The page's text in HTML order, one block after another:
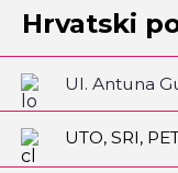
Hrvatski
Ul. Antuna
UTO, SRI,
SUB: 10:00-